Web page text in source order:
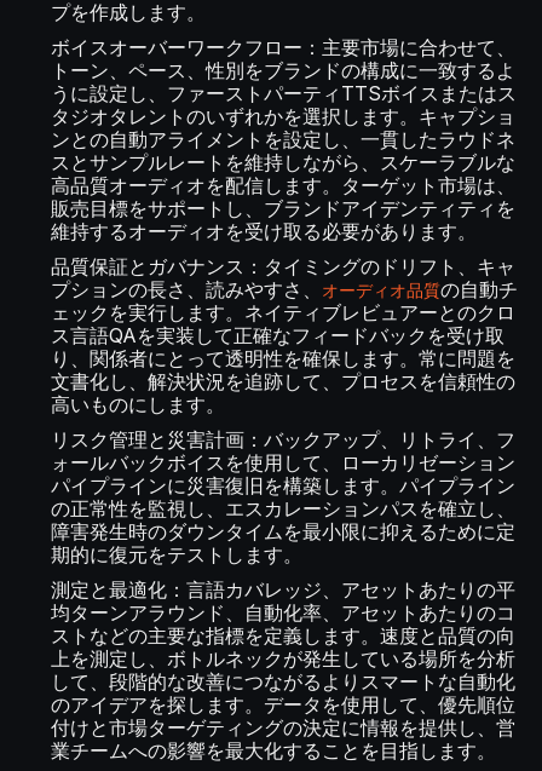
プを作成します。
ボイスオーバーワークフロー：主要市場に合わせて、
トーン、ペース、性別をブランドの構成に一致するよ
うに設定し、ファーストパーティTTSボイスまたはス
タジオタレントのいずれかを選択します。キャプショ
ンとの自動アライメントを設定し、一貫したラウドネ
スとサンプルレートを維持しながら、スケーラブルな
高品質オーディオを配信します。ターゲット市場は、
販売目標をサポートし、ブランドアイデンティティを
維持するオーディオを受け取る必要があります。
品質保証とガバナンス：タイミングのドリフト、キャ
プションの長さ、読みやすさ、
オーディオ品質の自動チ
ェックを実行します。ネイティブレビュアーとのクロ
ス言語QAを実装して正確なフィードバックを受け取
り、関係者にとって透明性を確保します。常に問題を
文書化し、解決状況を追跡して、プロセスを信頼性の
高いものにします。
リスク管理と災害計画：バックアップ、リトライ、フ
ォールバックボイスを使用して、ローカリゼーション
パイプラインに災害復旧を構築します。パイプライン
の正常性を監視し、エスカレーションパスを確立し、
障害発生時のダウンタイムを最小限に抑えるために定
期的に復元をテストします。
測定と最適化：言語カバレッジ、アセットあたりの平
均ターンアラウンド、自動化率、アセットあたりのコ
ストなどの主要な指標を定義します。速度と品質の向
上を測定し、ボトルネックが発生している場所を分析
して、段階的な改善につながるよりスマートな自動化
のアイデアを探します。データを使用して、優先順位
付けと市場ターゲティングの決定に情報を提供し、営
業チームへの影響を最大化することを目指します。